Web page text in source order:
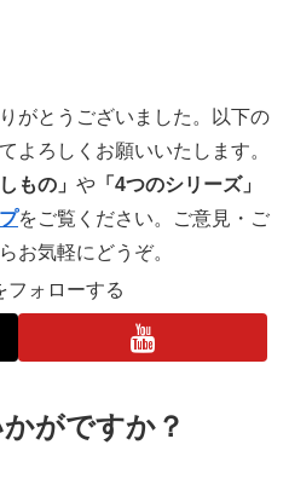
がとうございました。以下の
よろしくお願いいたします。
もの」 や 「4つのシリーズ」
をご覧ください。ご意見・ご
お気軽にどうぞ。
フォローする
がですか？